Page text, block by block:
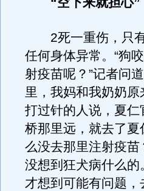
2死一重伤，只有
任何身体异常。“狗
射疫苗呢？”记者问
里，我妈和我奶奶
打过针的人说，夏
桥那里远，就去了夏
么没去那里注射疫苗
没想到狂犬病什么
才想到可能有问题，